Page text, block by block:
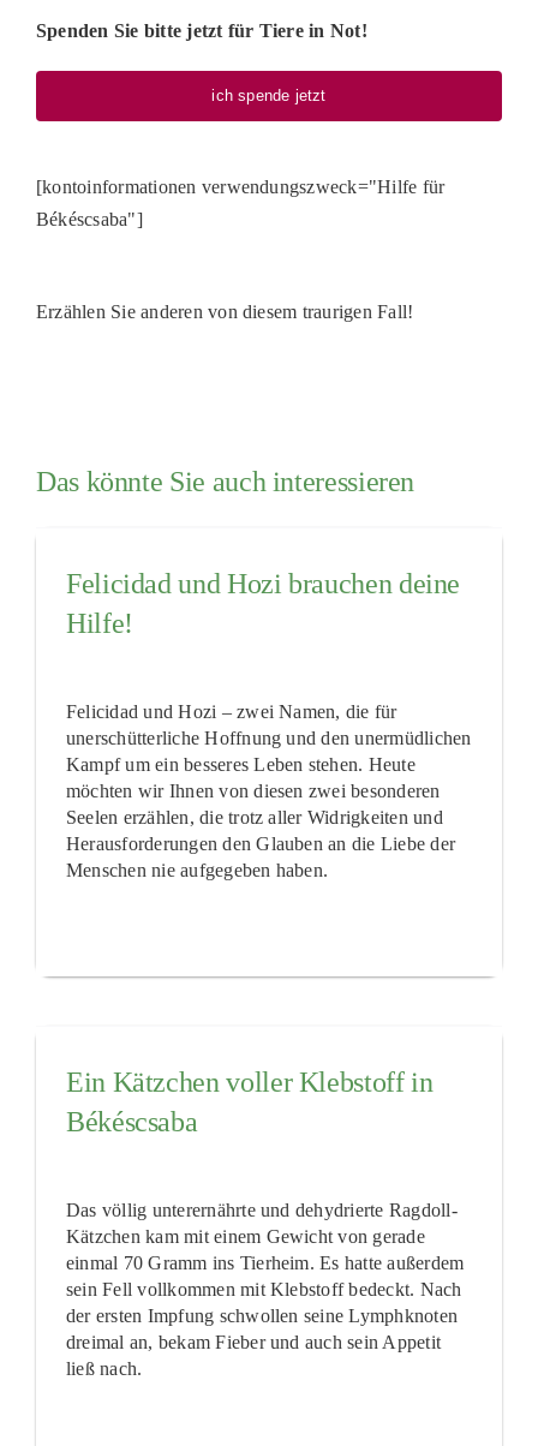
Spenden Sie bitte jetzt für Tiere in Not!
ich spende jetzt
[kontoinformationen verwendungszweck="Hilfe für
Békéscsaba"]
Erzählen Sie anderen von diesem traurigen Fall!
Das könnte Sie auch interessieren
Felicidad und Hozi brauchen deine
Hilfe!
Felicidad und Hozi – zwei Namen, die für
unerschütterliche Hoffnung und den unermüdlichen
Kampf um ein besseres Leben stehen. Heute
möchten wir Ihnen von diesen zwei besonderen
Seelen erzählen, die trotz aller Widrigkeiten und
Herausforderungen den Glauben an die Liebe der
Menschen nie aufgegeben haben.
Ein Kätzchen voller Klebstoff in
Békéscsaba
Das völlig unterernährte und dehydrierte Ragdoll-
Kätzchen kam mit einem Gewicht von gerade
einmal 70 Gramm ins Tierheim. Es hatte außerdem
sein Fell vollkommen mit Klebstoff bedeckt. Nach
der ersten Impfung schwollen seine Lymphknoten
dreimal an, bekam Fieber und auch sein Appetit
ließ nach.